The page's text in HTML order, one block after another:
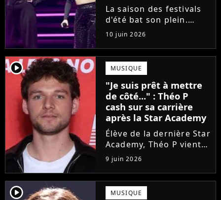
La saison des festivals
d'été bat son plein.
Avant sa venue à
Solidays ou aux
Francofolies, cette
chanteuse phare de la
pop francophone fait
une annonce de taille :
une fois sa tournée...
10 juin 2026
player2 MUSIQUE
"Je suis prêt à mettre
de côté..." : Théo P
cash sur sa carrière
après la Star Academy
Élève de la dernière Star
Academy, Théo P vient
de sortir son premier
single Garçon solide. En
interview, l'ancien
candidat se livre à
9 juin 2026
player2 MUSIQUE